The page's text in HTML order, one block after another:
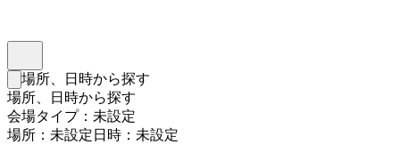
検索フォームを閉じる
場所、日時から探す
場所、日時から探す
会場タイプ：未設定
場所：未設定日時：未設定